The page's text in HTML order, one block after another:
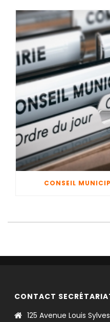
CONSEIL
CONTACT
125 Avenue Louis